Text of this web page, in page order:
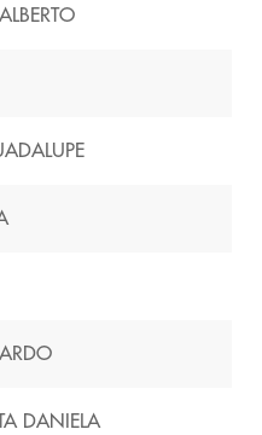
DANIELA